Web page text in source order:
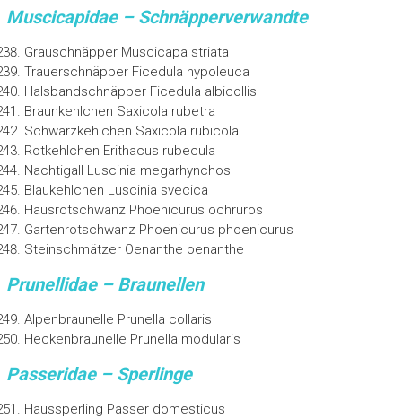
Muscicapidae – Schnäpperverwandte
Grauschnäpper Muscicapa striata
Trauerschnäpper Ficedula hypoleuca
Halsbandschnäpper Ficedula albicollis
Braunkehlchen Saxicola rubetra
Schwarzkehlchen Saxicola rubicola
Rotkehlchen Erithacus rubecula
Nachtigall Luscinia megarhynchos
Blaukehlchen Luscinia svecica
Hausrotschwanz Phoenicurus ochruros
Gartenrotschwanz Phoenicurus phoenicurus
Steinschmätzer Oenanthe oenanthe
Prunellidae – Braunellen
Alpenbraunelle Prunella collaris
Heckenbraunelle Prunella modularis
Passeridae – Sperlinge
Haussperling Passer domesticus